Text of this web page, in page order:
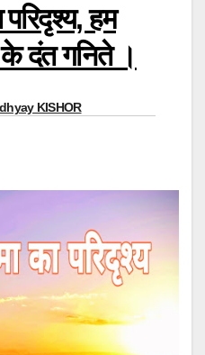
परिदृश्य, हम
दंत गनिते ।
KISHOR